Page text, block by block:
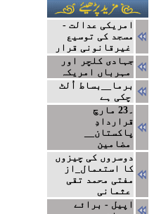
امریکی عدالت -
مسجد کی توسیع
غیرقانونی قرار
جہادی کلچر اور
مہرباں امریکہ
برما__بساط اُلٹ
چکی ہے
۔23 مارچ
قراردادِ
پاکستان__
مضامین
دوسروں کی چیزوں
کا استعمال_از
مفتی محمد تقی
عثمانی
اپیل - برائے